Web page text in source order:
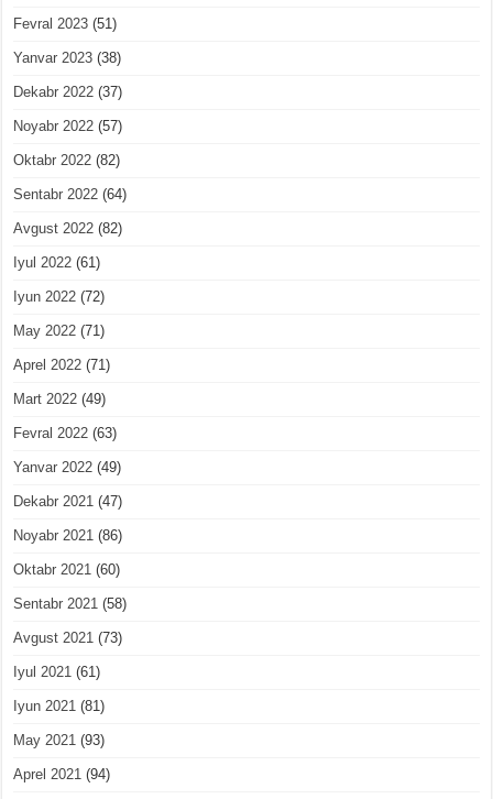
Fevral 2023 (51)
Yanvar 2023 (38)
Dekabr 2022 (37)
Noyabr 2022 (57)
Oktabr 2022 (82)
Sentabr 2022 (64)
Avgust 2022 (82)
Iyul 2022 (61)
Iyun 2022 (72)
May 2022 (71)
Aprel 2022 (71)
Mart 2022 (49)
Fevral 2022 (63)
Yanvar 2022 (49)
Dekabr 2021 (47)
Noyabr 2021 (86)
Oktabr 2021 (60)
Sentabr 2021 (58)
Avgust 2021 (73)
Iyul 2021 (61)
Iyun 2021 (81)
May 2021 (93)
Aprel 2021 (94)